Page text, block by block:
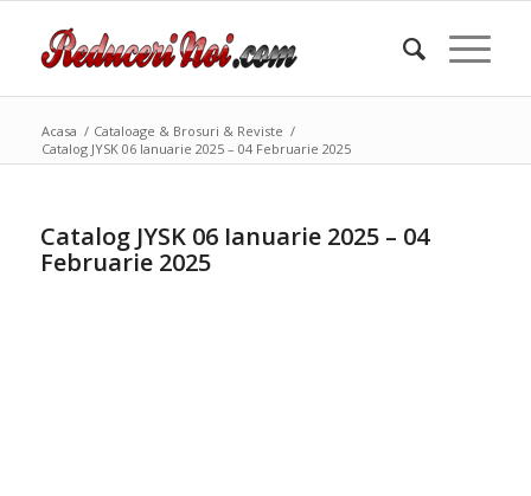
Acasa / Cataloage & Brosuri & Reviste /
Catalog JYSK 06 Ianuarie 2025 – 04 Februarie 2025
Catalog JYSK 06 Ianuarie 2025 – 04
Februarie 2025